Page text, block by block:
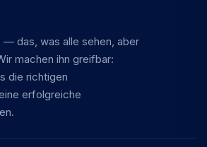
— das, was alle sehen, aber
machen ihn greifbar:
die richtigen
erfolgreiche